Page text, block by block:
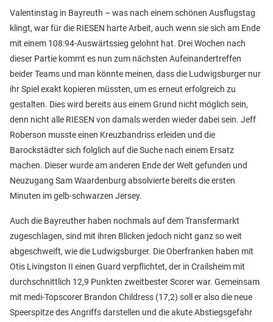
Valentinstag in Bayreuth – was nach einem schönen Ausflugstag
klingt, war für die RIESEN harte Arbeit, auch wenn sie sich am Ende
mit einem 108:94-Auswärtssieg gelohnt hat. Drei Wochen nach
dieser Partie kommt es nun zum nächsten Aufeinandertreffen
beider Teams und man könnte meinen, dass die Ludwigsburger nur
ihr Spiel exakt kopieren müssten, um es erneut erfolgreich zu
gestalten. Dies wird bereits aus einem Grund nicht möglich sein,
denn nicht alle RIESEN von damals werden wieder dabei sein. Jeff
Roberson musste einen Kreuzbandriss erleiden und die
Barockstädter sich folglich auf die Suche nach einem Ersatz
machen. Dieser wurde am anderen Ende der Welt gefunden und
Neuzugang Sam Waardenburg absolvierte bereits die ersten
Minuten im gelb-schwarzen Jersey.
Auch die Bayreuther haben nochmals auf dem Transfermarkt
zugeschlagen, sind mit ihren Blicken jedoch nicht ganz so weit
abgeschweift, wie die Ludwigsburger. Die Oberfranken haben mit
Otis Livingston II einen Guard verpflichtet, der in Crailsheim mit
durchschnittlich 12,9 Punkten zweitbester Scorer war. Gemeinsam
mit medi-Topscorer Brandon Childress (17,2) soll er also die neue
Speerspitze des Angriffs darstellen und die akute Abstiegsgefahr